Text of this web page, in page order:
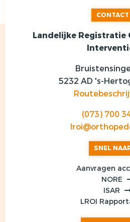
CONTACT
Landelijke Registratie
5232 AD 's-
(073) 700
SNEL
Aanvragen
NORE
ISAR
LROI